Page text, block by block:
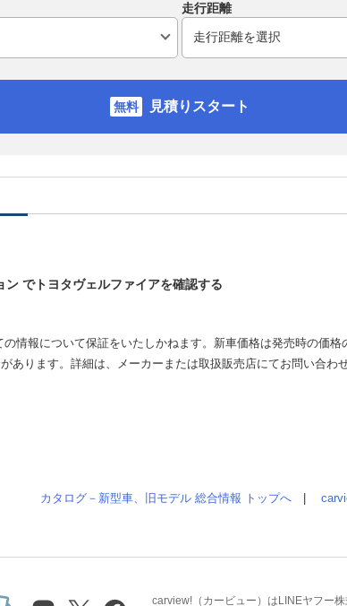
走行距離
見積りスタート
でトヨタヴェルファイアを確認する
情報について保証をいたしかねます。新車価格は発売時の価格
あります。詳細は、メーカーまたは取扱販売店にてお問い合わ
カタログ－新型車、旧モデル 総合情報 トップへ
carview!（カービュー）はLINEヤフー